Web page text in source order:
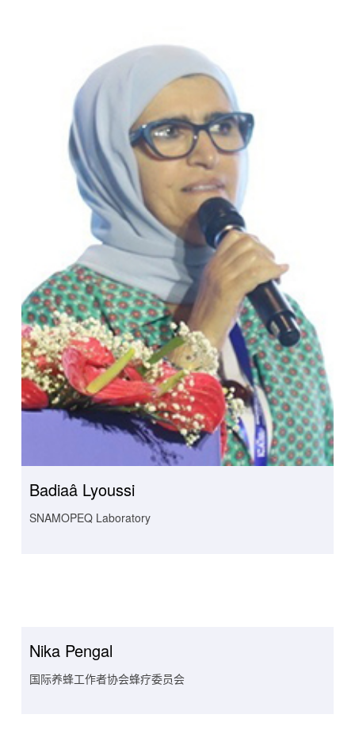
Badiaâ Lyoussi
SNAMOPEQ Laboratory
Nika Pengal
国际养蜂工作者协会蜂疗委员会